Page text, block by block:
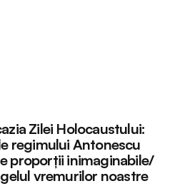
Zilei Holocaustului:
regimului Antonescu
proporții inimaginabile/
vremurilor noastre